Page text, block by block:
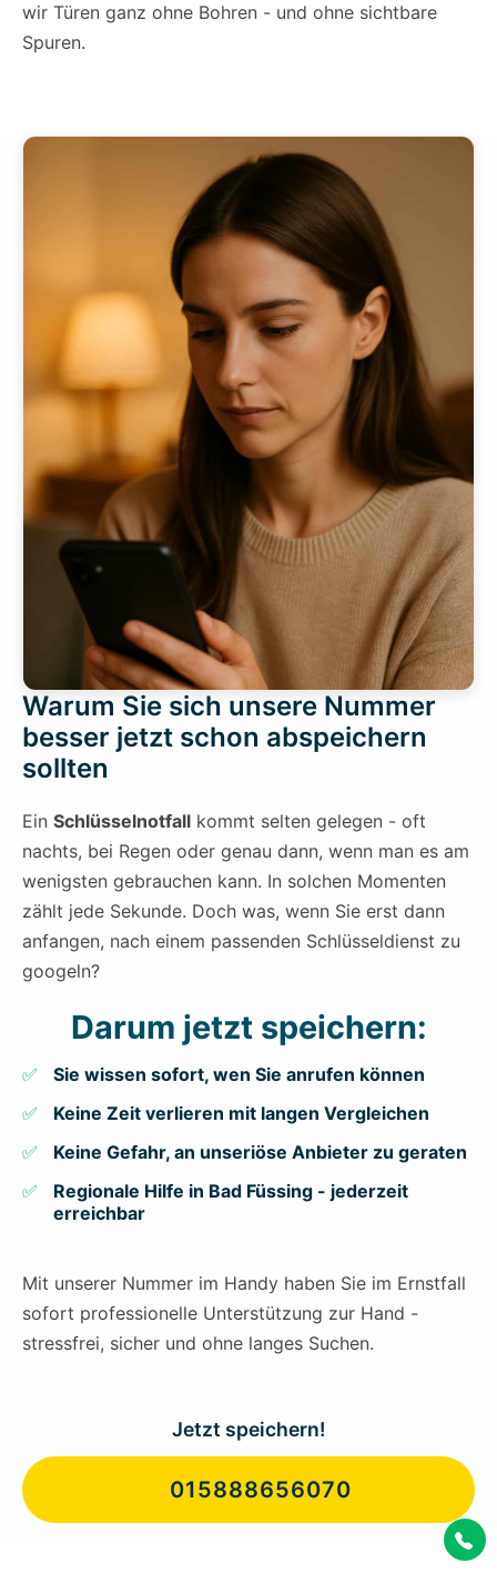
wir Türen ganz ohne Bohren - und ohne sichtbare
Spuren.
Warum Sie sich unsere Nummer
besser jetzt schon abspeichern
sollten
Ein Schlüsselnotfall kommt selten gelegen - oft
nachts, bei Regen oder genau dann, wenn man es am
wenigsten gebrauchen kann. In solchen Momenten
zählt jede Sekunde. Doch was, wenn Sie erst dann
anfangen, nach einem passenden Schlüsseldienst zu
googeln?
Darum jetzt speichern:
Sie wissen sofort, wen Sie anrufen können
Keine Zeit verlieren mit langen Vergleichen
Keine Gefahr, an unseriöse Anbieter zu geraten
Regionale Hilfe in Bad Füssing - jederzeit
erreichbar
Mit unserer Nummer im Handy haben Sie im Ernstfall
sofort professionelle Unterstützung zur Hand -
stressfrei, sicher und ohne langes Suchen.
Jetzt speichern!
015888656070